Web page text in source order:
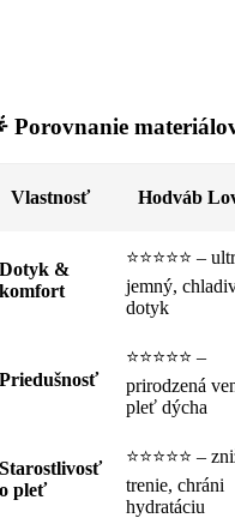
Porovnanie
Vlastnosť Hodváb
Dotyk &
komfort
⭐️⭐️⭐️⭐️⭐️ –
jemný,
dotyk
Priedušnosť
⭐️⭐️⭐️⭐️⭐️ –
prirodzená
pleť dýcha
Starostlivosť
o pleť
⭐️⭐️⭐️⭐️⭐️ –
trenie, chráni
hydratáciu